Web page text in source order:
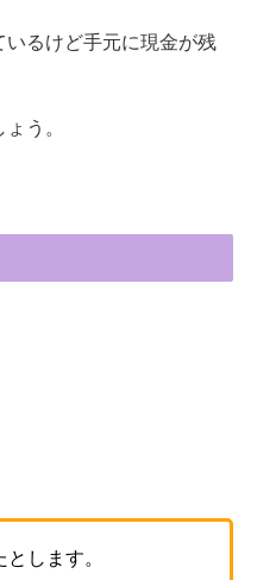
るけど手元に現金が残
う。
します。